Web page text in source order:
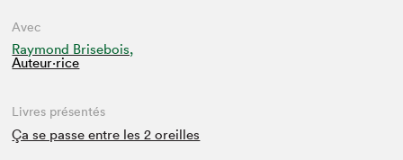
Avec
Raymond Brisebois,
Auteur·rice
Livres présentés
Ça se passe entre les 2 oreilles